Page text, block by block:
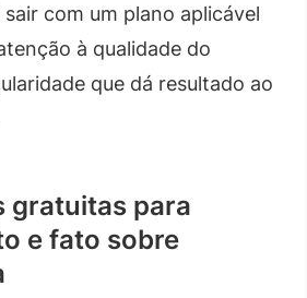
com um plano aplicável
à qualidade do
que dá resultado ao
gratuitas para
e fato sobre